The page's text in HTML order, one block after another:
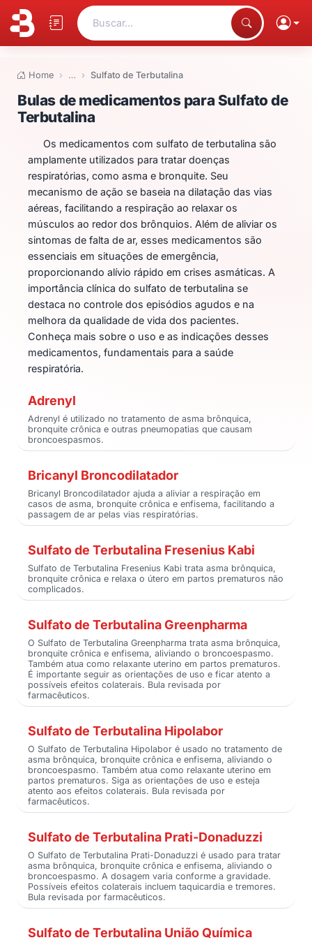
Buscar...
Home … Sulfato de Terbutalina
Bulas de medicamentos para
Bulas de medicamentos para Sulfato de
Terbutalina
Os medicamentos com sulfato de terbutalina são
amplamente utilizados para tratar doenças
respiratórias, como asma e bronquite. Seu
mecanismo de ação se baseia na dilatação das vias
aéreas, facilitando a respiração ao relaxar os
músculos ao redor dos brônquios. Além de aliviar os
sintomas de falta de ar, esses medicamentos são
essenciais em situações de emergência,
proporcionando alívio rápido em crises asmáticas. A
importância clínica do sulfato de terbutalina se
destaca no controle dos episódios agudos e na
melhora da qualidade de vida dos pacientes.
Conheça mais sobre o uso e as indicações desses
medicamentos, fundamentais para a saúde
respiratória.
Adrenyl
Adrenyl é utilizado no tratamento de asma brônquica,
bronquite crônica e outras pneumopatias que causam
broncoespasmos.
Bricanyl Broncodilatador
Bricanyl Broncodilatador ajuda a aliviar a respiração em
casos de asma, bronquite crônica e enfisema, facilitando a
passagem de ar pelas vias respiratórias.
Sulfato de Terbutalina Fresenius Kabi
Sulfato de Terbutalina Fresenius Kabi trata asma brônquica,
bronquite crônica e relaxa o útero em partos prematuros não
complicados.
Sulfato de Terbutalina Greenpharma
O Sulfato de Terbutalina Greenpharma trata asma brônquica,
bronquite crônica e enfisema, aliviando o broncoespasmo.
Também atua como relaxante uterino em partos prematuros.
É importante seguir as orientações de uso e ficar atento a
possíveis efeitos colaterais. Bula revisada por
farmacêuticos.
Sulfato de Terbutalina Hipolabor
O Sulfato de Terbutalina Hipolabor é usado no tratamento de
asma brônquica, bronquite crônica e enfisema, aliviando o
broncoespasmo. Também atua como relaxante uterino em
partos prematuros. Siga as orientações de uso e esteja
atento aos efeitos colaterais. Bula revisada por
farmacêuticos.
Sulfato de Terbutalina Prati-Donaduzzi
O Sulfato de Terbutalina Prati-Donaduzzi é usado para tratar
asma brônquica, bronquite crônica e enfisema, aliviando o
broncoespasmo. A dosagem varia conforme a gravidade.
Possíveis efeitos colaterais incluem taquicardia e tremores.
Bula revisada por farmacêuticos.
Sulfato de Terbutalina União Química